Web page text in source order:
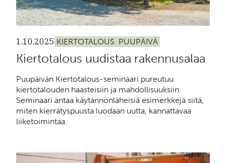
1.10.2025 KIERTOTALOUS PUUPÄIVÄ
Kiertotalous uudistaa rakennusalaa
Puupäivän Kiertotalous-seminaari pureutuu
kiertotalouden haasteisiin ja mahdollisuuksiin.
Seminaari antaa käytännönläheisiä esimerkkejä siitä,
miten kierrätyspuusta luodaan uutta, kannattavaa
liiketoimintaa.